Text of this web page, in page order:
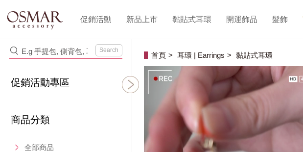
促銷活動 新品上市 黏貼式耳環 開運飾品 髮飾
Search
促銷活動專區
商品分類
全部商品
首頁 耳環 | Earrings 黏貼式耳環